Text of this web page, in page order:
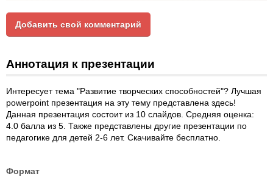
Добавить свой комментарий
Аннотация к презентации
Интересует тема "Развитие творческих способностей"? Лучшая
powerpoint презентация на эту тему представлена здесь!
Данная презентация состоит из 10 слайдов. Средняя оценка:
4.0 балла из 5. Также представлены другие презентации по
педагогике для детей 2-6 лет. Скачивайте бесплатно.
Формат